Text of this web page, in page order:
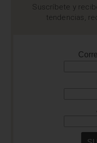
Suscríbete y
tendencias,